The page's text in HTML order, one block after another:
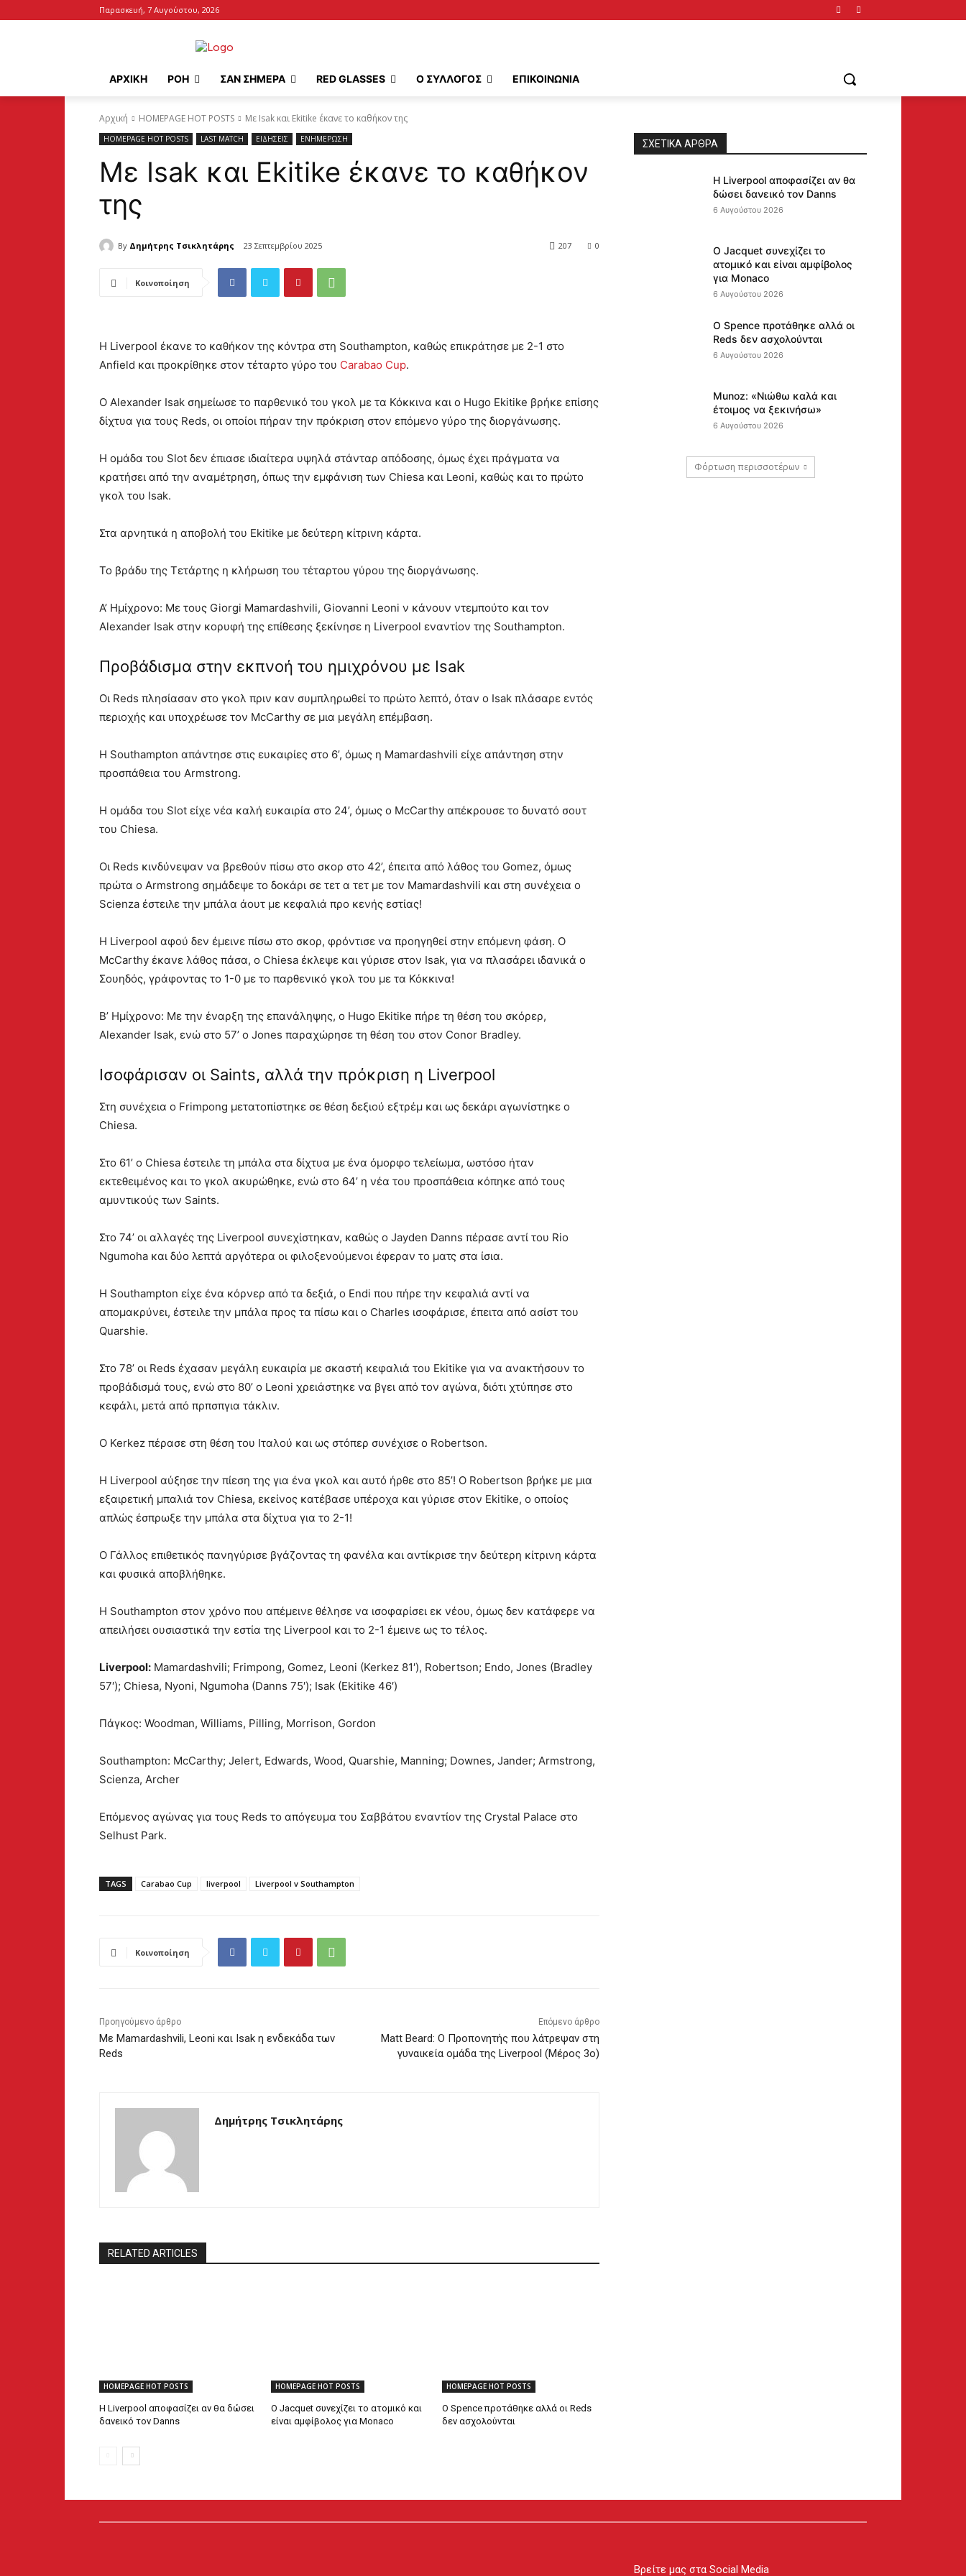
Παρασκευή, 7 Αυγούστου, 2026
ΑΡΧΙΚΉ ΡΟΗ ΣΑΝ ΣΗΜΕΡΑ RED GLASSES Ο ΣΥΛΛΟΓΟΣ ΕΠΙΚΟΙΝΩΝΙΑ
Αρχική HOMEPAGE HOT POSTS Με Isak και Ekitike έκανε το καθήκον της
HOMEPAGE HOT POSTS LAST MATCH ΕΙΔΗΣΕΙΣ ΕΝΗΜΕΡΩΣΗ
Με Isak και Ekitike έκανε το καθήκον
της
By Δημήτρης Τσικλητάρης 23 Σεπτεμβρίου 2025 0
207
Κοινοποίηση
Η Liverpool έκανε το καθήκον της κόντρα στη Southampton, καθώς επικράτησε με 2-1 στο
Anfield και προκρίθηκε στον τέταρτο γύρο του Carabao Cup.
Ο Alexander Isak σημείωσε το παρθενικό του γκολ με τα Κόκκινα και ο Hugo Ekitike βρήκε επίσης
δίχτυα για τους Reds, οι οποίοι πήραν την πρόκριση στον επόμενο γύρο της διοργάνωσης.
Η ομάδα του Slot δεν έπιασε ιδιαίτερα υψηλά στάνταρ απόδοσης, όμως έχει πράγματα να
κρατήσει από την αναμέτρηση, όπως την εμφάνιση των Chiesa και Leoni, καθώς και το πρώτο
γκολ του Isak.
Στα αρνητικά η αποβολή του Ekitike με δεύτερη κίτρινη κάρτα.
Το βράδυ της Τετάρτης η κλήρωση του τέταρτου γύρου της διοργάνωσης.
Α’ Ημίχρονο: Με τους Giorgi Mamardashvili, Giovanni Leoni ν κάνουν ντεμπούτο και τον
Alexander Isak στην κορυφή της επίθεσης ξεκίνησε η Liverpool εναντίον της Southampton.
Προβάδισμα στην εκπνοή του ημιχρόνου με Isak
Οι Reds πλησίασαν στο γκολ πριν καν συμπληρωθεί το πρώτο λεπτό, όταν ο Isak πλάσαρε εντός
περιοχής και υποχρέωσε τον McCarthy σε μια μεγάλη επέμβαση.
Η Southampton απάντησε στις ευκαιρίες στο 6’, όμως η Mamardashvili είχε απάντηση στην
προσπάθεια του Armstrong.
Η ομάδα του Slot είχε νέα καλή ευκαιρία στο 24’, όμως ο McCarthy απέκρουσε το δυνατό σουτ
του Chiesa.
Οι Reds κινδύνεψαν να βρεθούν πίσω στο σκορ στο 42’, έπειτα από λάθος του Gomez, όμως
πρώτα ο Armstrong σημάδεψε το δοκάρι σε τετ α τετ με τον Mamardashvili και στη συνέχεια ο
Scienza έστειλε την μπάλα άουτ με κεφαλιά προ κενής εστίας!
Η Liverpool αφού δεν έμεινε πίσω στο σκορ, φρόντισε να προηγηθεί στην επόμενη φάση. Ο
McCarthy έκανε λάθος πάσα, ο Chiesa έκλεψε και γύρισε στον Isak, για να πλασάρει ιδανικά ο
Σουηδός, γράφοντας το 1-0 με το παρθενικό γκολ του με τα Κόκκινα!
Β’ Ημίχρονο: Με την έναρξη της επανάληψης, ο Hugo Ekitike πήρε τη θέση του σκόρερ,
Alexander Isak, ενώ στο 57’ ο Jones παραχώρησε τη θέση του στον Conor Bradley.
Ισοφάρισαν οι Saints, αλλά την πρόκριση η Liverpool
Στη συνέχεια ο Frimpong μετατοπίστηκε σε θέση δεξιού εξτρέμ και ως δεκάρι αγωνίστηκε ο
Chiesa.
Στο 61’ ο Chiesa έστειλε τη μπάλα στα δίχτυα με ένα όμορφο τελείωμα, ωστόσο ήταν
εκτεθειμένος και το γκολ ακυρώθηκε, ενώ στο 64’ η νέα του προσπάθεια κόπηκε από τους
αμυντικούς των Saints.
Στο 74’ οι αλλαγές της Liverpool συνεχίστηκαν, καθώς ο Jayden Danns πέρασε αντί του Rio
Ngumoha και δύο λεπτά αργότερα οι φιλοξενούμενοι έφεραν το ματς στα ίσια.
Η Southampton είχε ένα κόρνερ από τα δεξιά, ο Endi που πήρε την κεφαλιά αντί να
απομακρύνει, έστειλε την μπάλα προς τα πίσω και ο Charles ισοφάρισε, έπειτα από ασίστ του
Quarshie.
Στο 78’ οι Reds έχασαν μεγάλη ευκαιρία με σκαστή κεφαλιά του Ekitike για να ανακτήσουν το
προβάδισμά τους, ενώ στο 80’ ο Leoni χρειάστηκε να βγει από τον αγώνα, διότι χτύπησε στο
κεφάλι, μετά από πρπσπγια τάκλιν.
Ο Kerkez πέρασε στη θέση του Ιταλού και ως στόπερ συνέχισε ο Robertson.
Η Liverpool αύξησε την πίεση της για ένα γκολ και αυτό ήρθε στο 85’! Ο Robertson βρήκε με μια
εξαιρετική μπαλιά τον Chiesa, εκείνος κατέβασε υπέροχα και γύρισε στον Ekitike, ο οποίος
απλώς έσπρωξε την μπάλα στα δίχτυα για το 2-1!
Ο Γάλλος επιθετικός πανηγύρισε βγάζοντας τη φανέλα και αντίκρισε την δεύτερη κίτρινη κάρτα
και φυσικά αποβλήθηκε.
Η Southampton στον χρόνο που απέμεινε θέλησε να ισοφαρίσει εκ νέου, όμως δεν κατάφερε να
απειλήσει ουσιαστικά την εστία της Liverpool και το 2-1 έμεινε ως το τέλος.
Liverpool: Mamardashvili; Frimpong, Gomez, Leoni (Kerkez 81′), Robertson; Endo, Jones (Bradley
57′); Chiesa, Nyoni, Ngumoha (Danns 75′); Isak (Ekitike 46′)
Πάγκος: Woodman, Williams, Pilling, Morrison, Gordon
Southampton: McCarthy; Jelert, Edwards, Wood, Quarshie, Manning; Downes, Jander; Armstrong,
Scienza, Archer
Επόμενος αγώνας για τους Reds το απόγευμα του Σαββάτου εναντίον της Crystal Palace στο
Selhust Park.
TAGS Carabao Cup liverpool Liverpool v Southampton
Κοινοποίηση
Προηγούμενο άρθρο
Με Mamardashvili, Leoni και Isak η ενδεκάδα των
Reds
Επόμενο άρθρο
Matt Beard: O Προπονητής που λάτρεψαν στη
γυναικεία ομάδα της Liverpool (Μέρος 3ο)
Δημήτρης Τσικλητάρης
RELATED ARTICLES
HOMEPAGE HOT POSTS
Η Liverpool αποφασίζει αν θα δώσει
δανεικό τον Danns
HOMEPAGE HOT POSTS
Ο Jacquet συνεχίζει το ατομικό και
είναι αμφίβολος για Monaco
HOMEPAGE HOT POSTS
Ο Spence προτάθηκε αλλά οι Reds
δεν ασχολούνται
ΣΧΕΤΙΚΆ ΆΡΘΡΑ
Η Liverpool αποφασίζει αν θα
δώσει δανεικό τον Danns
6 Αυγούστου 2026
Ο Jacquet συνεχίζει το
ατομικό και είναι αμφίβολος
για Monaco
6 Αυγούστου 2026
Ο Spence προτάθηκε αλλά οι
Reds δεν ασχολούνται
6 Αυγούστου 2026
Munoz: «Νιώθω καλά και
έτοιμος να ξεκινήσω»
6 Αυγούστου 2026
Φόρτωση περισσοτέρων
Βρείτε μας στα Social Media